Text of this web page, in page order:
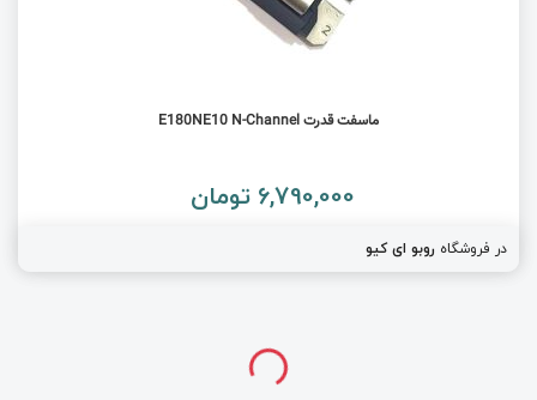
ماسفت قدرت E180NE10 N-Channel
6,790,000 تومان
در فروشگاه روبو ای کیو